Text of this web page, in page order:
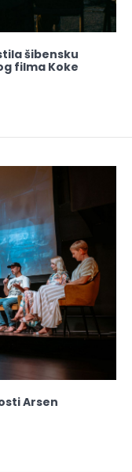
šibensku
filma Koke
Arsen